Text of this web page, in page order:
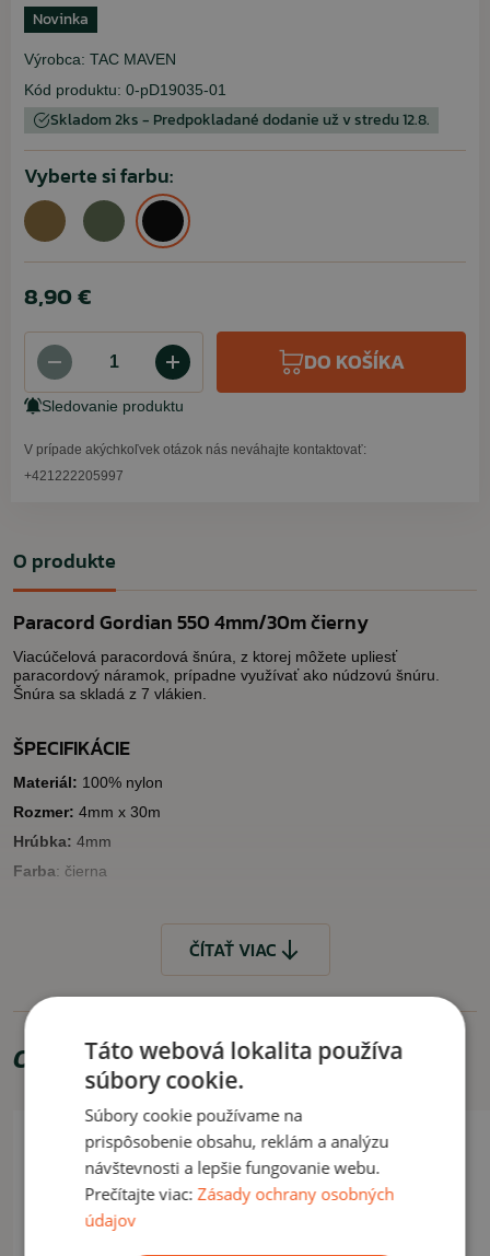
Novinka
Výrobca: TAC MAVEN
Kód produktu: 0-pD19035-01
Skladom 2ks - Predpokladané dodanie už v stredu 12.8.
Vyberte si farbu:
8,90 €
DO KOŠÍKA
Sledovanie produktu
V prípade akýchkoľvek otázok nás neváhajte kontaktovať:
+421222205997
O produkte
Paracord Gordian 550 4mm/30m čierny
Viacúčelová paracordová šnúra, z ktorej môžete upliesť
paracordový náramok, prípadne využívať ako núdzovú šnúru.
Šnúra sa skladá z 7 vlákien.
ŠPECIFIKÁCIE
Materiál: 100% nylon
Rozmer: 4mm x 30m
Hrúbka: 4mm
Farba: čierna
Hobby, chalupa, kemping. Nie je určený na horolezectvo.
ČÍTAŤ VIAC
Odporúčame zakúpiť
Táto webová lokalita používa
súbory cookie.
Súbory cookie používame na
prispôsobenie obsahu, reklám a analýzu
návštevnosti a lepšie fungovanie webu.
Prečítajte viac:Zásady ochrany osobných
údajov